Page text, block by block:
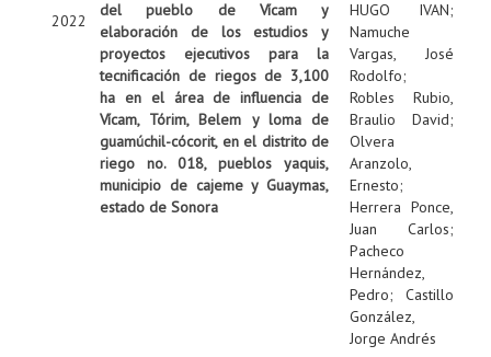
2022
del pueblo de Vícam y
elaboración de los estudios y
proyectos ejecutivos para la
tecnificación de riegos de 3,100
ha en el área de influencia de
Vícam, Tórim, Belem y loma de
guamúchil-cócorit, en el distrito de
riego no. 018, pueblos yaquis,
municipio de cajeme y Guaymas,
estado de Sonora
HUGO IVAN;
Namuche
Vargas, José
Rodolfo;
Robles Rubio,
Braulio David;
Olvera
Aranzolo,
Ernesto;
Herrera Ponce,
Juan Carlos;
Pacheco
Hernández,
Pedro; Castillo
González,
Jorge Andrés